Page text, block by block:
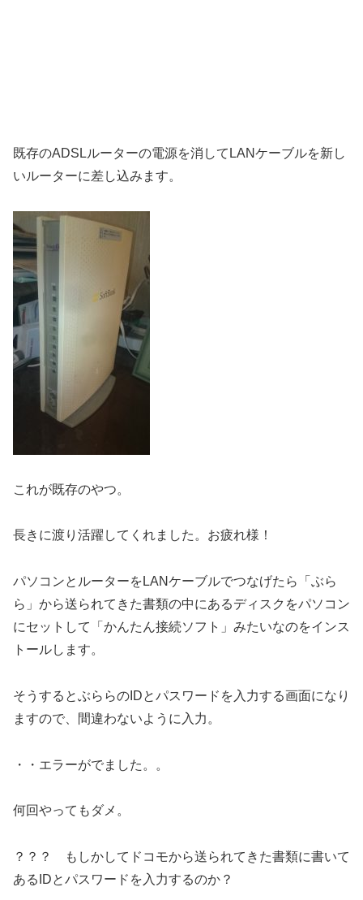
既存のADSLルーターの電源を消してLANケーブルを新し
いルーターに差し込みます。
これが既存のやつ。
長きに渡り活躍してくれました。お疲れ様！
パソコンとルーターをLANケーブルでつなげたら「ぶら
ら」から送られてきた書類の中にあるディスクをパソコン
にセットして「かんたん接続ソフト」みたいなのをインス
トールします。
そうするとぶららのIDとパスワードを入力する画面になり
ますので、間違わないように入力。
・・エラーがでました。。
何回やってもダメ。
？？？ もしかしてドコモから送られてきた書類に書いて
あるIDとパスワードを入力するのか？